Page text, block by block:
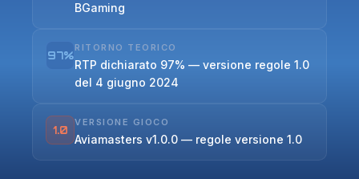
BGaming
97%
RITORNO TEORICO
RTP dichiarato 97% — versione regole 1.0
del 4 giugno 2024
1.0
VERSIONE GIOCO
Aviamasters v1.0.0 — regole versione 1.0